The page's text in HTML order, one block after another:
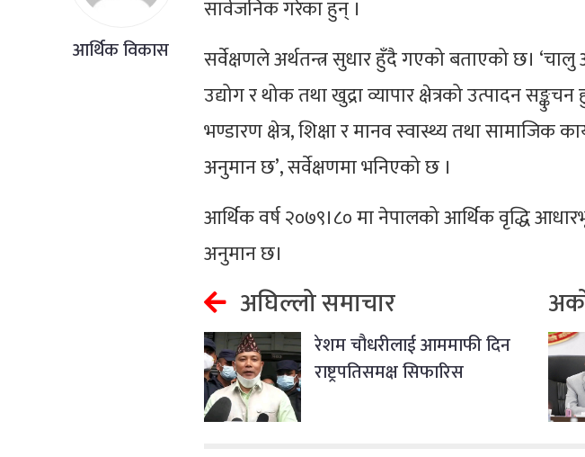
आर्थिक विकास
सार्वजनिक गरेका हुन् ।
सर्वेक्षणले अर्थतन्त्र सुधार हुँदै गएको बताएको छ। ‘चालु
उद्योग र थोक तथा खुद्रा व्यापार क्षेत्रको उत्पादन
भण्डारण क्षेत्र, शिक्षा र मानव स्वास्थ्य तथा सामाजिक
अनुमान छ’, सर्वेक्षणमा भनिएको छ ।
आर्थिक वर्ष २०७९।८० मा नेपालको आर्थिक वृद्धि
अनुमान छ।
अघिल्लो समाचार
रेशम चौधरीलाई आममाफी दिन
राष्ट्रपतिसमक्ष सिफारिस